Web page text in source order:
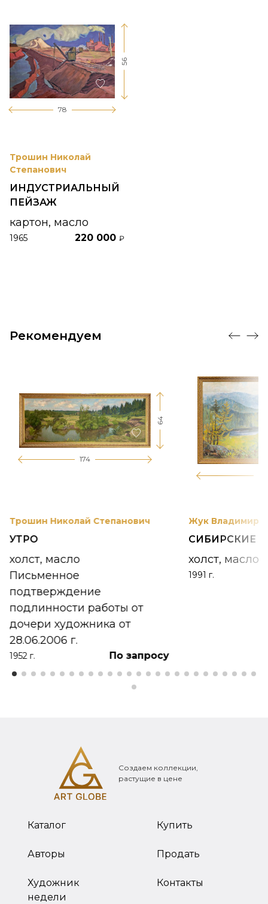
78
56
Трошин Николай
Степанович
ИНДУСТРИАЛЬНЫЙ
ПЕЙЗАЖ
картон, масло
1965 220 000 ₽
Рекомендуем
174
64
Трошин Николай Степанович
УТРО
холст, масло
Письменное
подтверждение
подлинности работы от
дочери художника от
28.06.2006 г.
1952 г. По запросу
Жук Владимир
СИБИРСКИЕ
холст, масло
1991 г.
Создаем коллекции,
растущие в цене
Каталог
Авторы
Художник
недели
Купить
Продать
Контакты